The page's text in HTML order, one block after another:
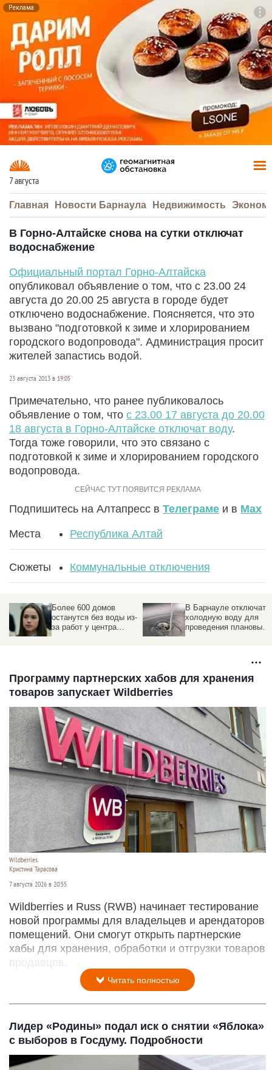
Реклама
7 августа
Главная Новости Барнаула Недвижимость
В Горно-Алтайске снова на сутки отключат
водоснабжение
Официальный портал Горно-Алтайска
опубликовал объявление о том, что с 23.00 24
августа до 20.00 25 августа в городе будет
отключено водоснабжение. Поясняется, что это
вызвано "подготовкой к зиме и хлорированием
городского водопровода". Администрация просит
жителей запастись водой.
23 августа 2013 в 19:05
Примечательно, что ранее публиковалось
объявление о том, что с 23.00 17 августа до 20.00
18 августа в Горно-Алтайске отключат воду.
Тогда тоже говорили, что это связано с
подготовкой к зиме и хлорированием городского
водопровода.
Подпишитесь на Алтапресс в Телеграме и в Max
Места Республика Алтай
Сюжеты Коммунальные отключения
Более 600 домов
останутся без воды из-
за работ у центра
В Барнауле отключат
холодную воду для
проведения плановых
Программу партнерских хабов для хранения
товаров запускает Wildberries
Wildberries.
Кристина Тарасова
7 августа 2026 в 20:55
Wildberries и Russ (RWB) начинает тестирование
новой программы для владельцев и арендаторов
помещений. Они смогут открыть партнерские
хабы для хранения, обработки и отгрузки товаров
продавцов.
Читать полностью
Лидер «Родины» подал иск о снятии «Яблока»
с выборов в Госдуму. Подробности